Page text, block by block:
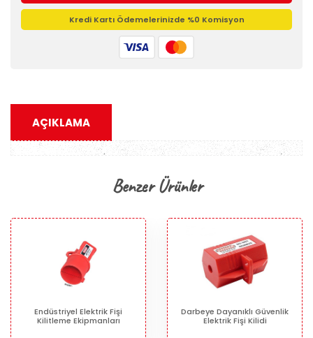
Kredi Kartı Ödemelerinizde %0 Komisyon
AÇIKLAMA
Benzer Ürünler
Endüstriyel Elektrik Fişi
Kilitleme Ekipmanları
Darbeye Dayanıklı Güvenlik
Elektrik Fişi Kilidi